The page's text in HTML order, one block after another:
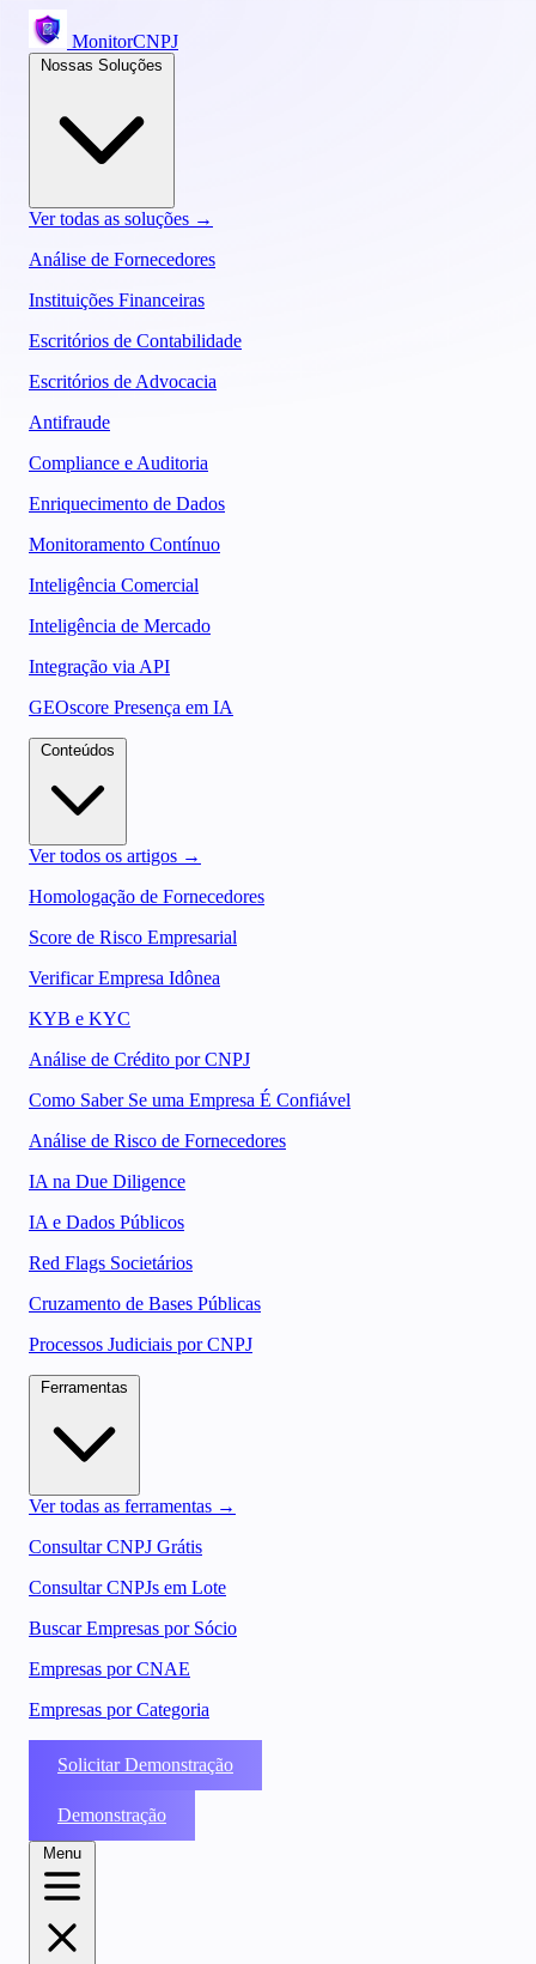
MonitorCNPJ
Ver todas as soluções →
Análise de Fornecedores
Instituições Financeiras
Escritórios de Contabilidade
Escritórios de Advocacia
Antifraude
Compliance e Auditoria
Enriquecimento de Dados
Monitoramento Contínuo
Inteligência Comercial
Inteligência de Mercado
Integração via API
GEOscore Presença em IA
Ver todos os artigos →
Homologação de Fornecedores
Score de Risco Empresarial
Verificar Empresa Idônea
KYB e KYC
Análise de Crédito por CNPJ
Como Saber Se uma Empresa É Confiável
Análise de Risco de Fornecedores
IA na Due Diligence
IA e Dados Públicos
Red Flags Societários
Cruzamento de Bases Públicas
Processos Judiciais por CNPJ
Ver todas as ferramentas →
Consultar CNPJ Grátis
Consultar CNPJs em Lote
Buscar Empresas por Sócio
Empresas por CNAE
Empresas por Categoria
Solicitar Demonstração
Demonstração
Menu